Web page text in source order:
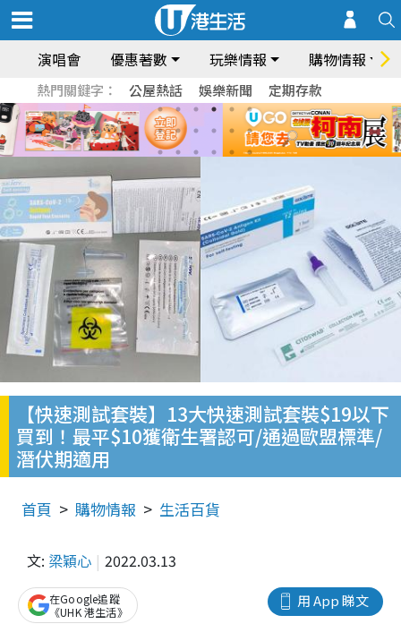
演唱會 優惠著數 玩樂情報 購物情報
熱門關鍵字： 公屋熱話 娛樂新聞 定期存款
【快速測試套裝】13大快速測試套裝$19以下
買到！最平$10獲衛生署認可/通過歐盟標準/
潛伏期適用
首頁 購物情報 生活百貨
文: 梁穎心 2022.03.13
用 App 睇文
在Google追蹤
《UHK 港生活》